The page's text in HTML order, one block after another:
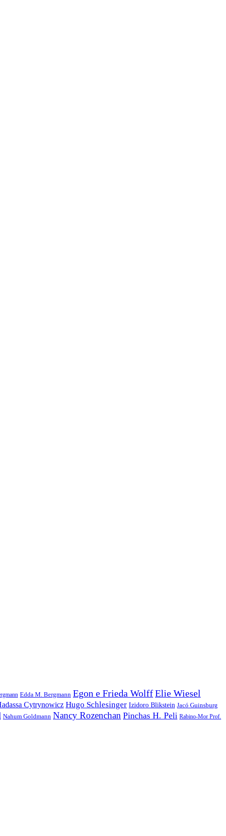
Edda M. Bergmann Egon e Frieda WolffElie Wiesel
Cytrynowicz Hugo Schlesinger Izidoro Blikstein Jacó Guinsburg
Nahum Goldmann Nancy Rozenchan Pinchas H. Peli Rabino-Mor Prof.